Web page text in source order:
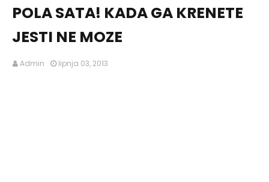
POLA SATA! KADA GA KRENETE
JESTI NE MOZE
Admin lipnja 03, 2013